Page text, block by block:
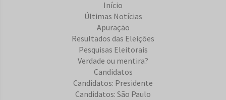
Início
Últimas Notícias
Apuração
Resultados das Eleições
Pesquisas Eleitorais
Verdade ou mentira?
Candidatos
Candidatos: Presidente
Candidatos: São Paulo